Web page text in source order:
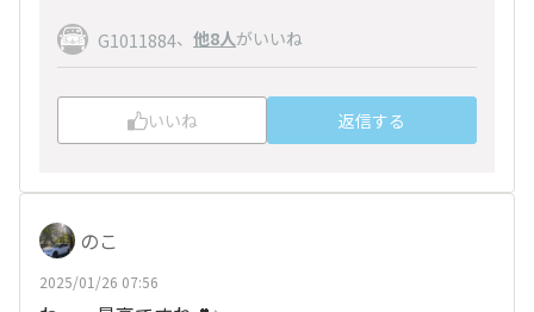
G1011884、 他8人がいいね
いいね 返信する
のこ
2025/01/26 07:56